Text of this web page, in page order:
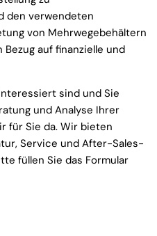
den verwendeten
von Mehrwegebehältern
auf finanzielle und
sind und Sie
und Analyse Ihrer
für Sie da. Wir bieten
Service und After-Sales-
füllen Sie das Formular